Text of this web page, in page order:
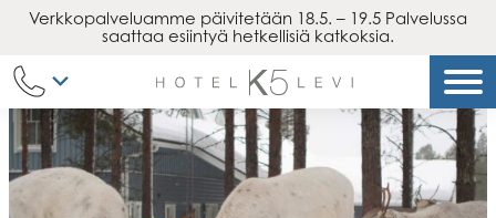
Siirry
Verkkopalveluamme päivitetään 18.5. – 19.5 Palvelussa
saattaa esiintyä hetkellisiä katkoksia.